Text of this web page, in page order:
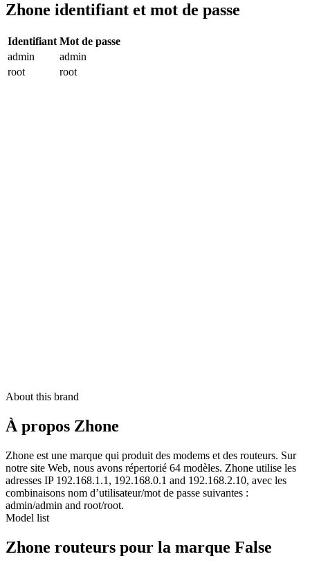
Zhone identifiant et mot de passe
Identifiant Mot de passe
admin
admin
root
root
About this brand
À propos Zhone
Zhone est une marque qui produit des modems et des routeurs. Sur
notre site Web, nous avons répertorié 64 modèles. Zhone utilise les
adresses IP 192.168.1.1, 192.168.0.1 and 192.168.2.10, avec les
combinaisons nom d’utilisateur/mot de passe suivantes :
admin/admin and root/root.
Model list
Zhone routeurs pour la marque False